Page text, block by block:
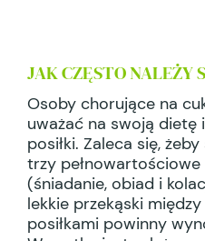
JAK CZĘSTO NALEŻY
Osoby chorujące na
uważać na swoją dietę
posiłki. Zaleca się,
trzy pełnowartościowe
(śniadanie, obiad i
lekkie przekąski
posiłkami powinny